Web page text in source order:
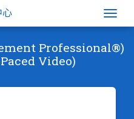
心
Professional®)
Video)